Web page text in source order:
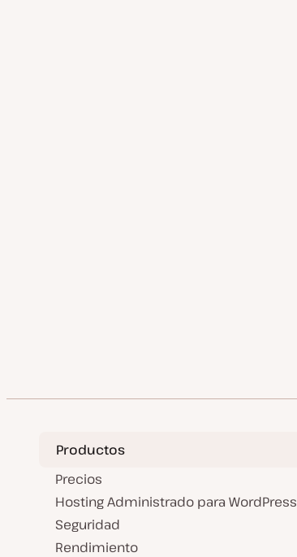
Productos
Precios
Hosting Administrado para WordPress
Seguridad
Rendimiento